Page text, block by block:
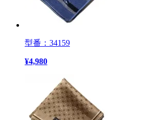
型番：34159
¥4,980